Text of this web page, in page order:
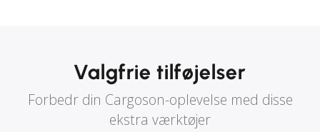
Valgfrie tilføjelser
Forbedr din Cargoson-oplevelse med disse
ekstra værktøjer